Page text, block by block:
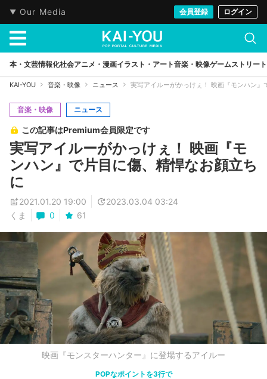
Our Media 会員登録 ログイン
本・文芸情報化社会アニメ・漫画イラスト・アート音楽・映像ゲームストリート
KAI-YOU 音楽・映像 ニュース 実写アイルーがかっけぇ！ 映画『モンハン』
音楽・映像 ニュース
この記事はPremium会員限定です
実写アイルーがかっけぇ！ 映画『モ
ンハン』で片目に傷、精悍なお顔立ち
に
2021.01.20 19:00
2023.03.04 03:24
くま
0 61
映画『モンスターハンター』に登場するアイルー
POPなポイントを3行で